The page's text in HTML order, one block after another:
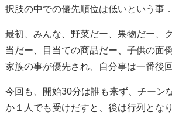
択肢の中での優先順位は低いという事．
最初、みんな、野菜だー、果物だー、
当だー、目当ての商品だー、子供の面
家族の事が優先され、自分事は一番後
今回も、開始30分は誰も来ず、チーン
か１人でも受けだすと、後は行列とな